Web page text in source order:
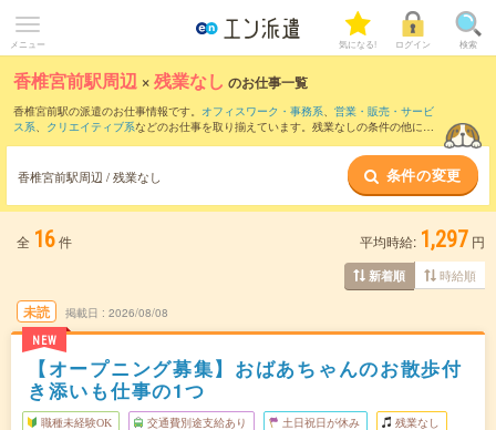
メニュー 気になる! ログイン 検索
香椎宮前駅周辺 ×残業なし のお仕事一覧
香椎宮前駅の派遣のお仕事情報です。 オフィスワーク・事務系、 営業・販売・サービ
ス系、 クリエイティブ系などのお仕事を取り揃えています。残業なしの条件の他に、
香椎宮前駅周辺 / 残業なし 条件の変更
全 16件 平均時給: 1,297 円
新着順 時給順
未読
NEW
掲載日 2026/08/08
【オープニング募集】おばあちゃんのお散歩付
き添いも仕事の1つ
職種未経験OK 交通費別途支給あり 土日祝日が休み 残業なし